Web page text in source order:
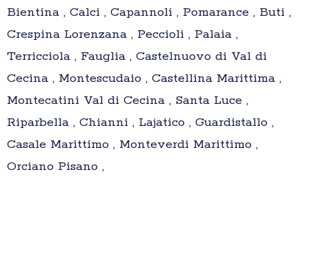
Bientina , Calci , Capannoli , Pomarance , Buti ,
Crespina Lorenzana , Peccioli , Palaia ,
Terricciola , Fauglia , Castelnuovo di Val di
Cecina , Montescudaio , Castellina Marittima ,
Montecatini Val di Cecina , Santa Luce ,
Riparbella , Chianni , Lajatico , Guardistallo ,
Casale Marittimo , Monteverdi Marittimo ,
Orciano Pisano ,